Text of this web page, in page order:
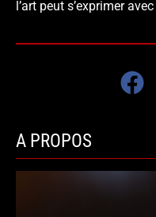
l’art peut s’exprimer
A PROPOS